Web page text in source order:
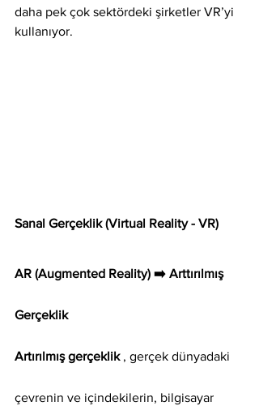
daha pek çok sektördeki şirketler VR’yi
kullanıyor.
Sanal Gerçeklik (Virtual Reality - VR)
AR (Augmented Reality) ➡️ Arttırılmış
Gerçeklik
Artırılmış gerçeklik , gerçek dünyadaki
çevrenin ve içindekilerin, bilgisayar